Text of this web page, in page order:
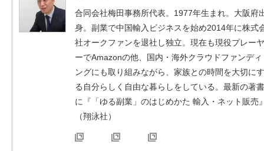
合同会社梅田事務所代表。1977年生まれ。大阪府
身。副業で中国輸入ビジネスを始め2014年に株式
社オークファンを退社し独立。現在も現役プレーヤ
ーでAmazonの他、国内・海外クラウドファンディ
ングにも取り組みながら、家族との時間を大切にす
る自分らしく自由な暮らしをしている。最新の著書
に『「ゆる副業」のはじめかた 輸入・ネット販売
（翔泳社）